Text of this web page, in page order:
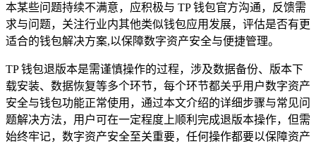
本某些问题持续不满意，应积极与 TP 钱包官方沟通，反馈需
求与问题，关注行业内其他类似钱包应用发展，评估是否有更
适合的钱包解决方案,以保障数字资产安全与便捷管理。
TP 钱包退版本是需谨慎操作的过程，涉及数据备份、版本下
载安装、数据恢复等多个环节，每个环节都关乎用户数字资产
安全与钱包功能正常使用，通过本文介绍的详细步骤与常见问
题解决方法，用户可在一定程度上顺利完成退版本操作，但需
始终牢记，数字资产安全至关重要，任何操作都要以保障资产